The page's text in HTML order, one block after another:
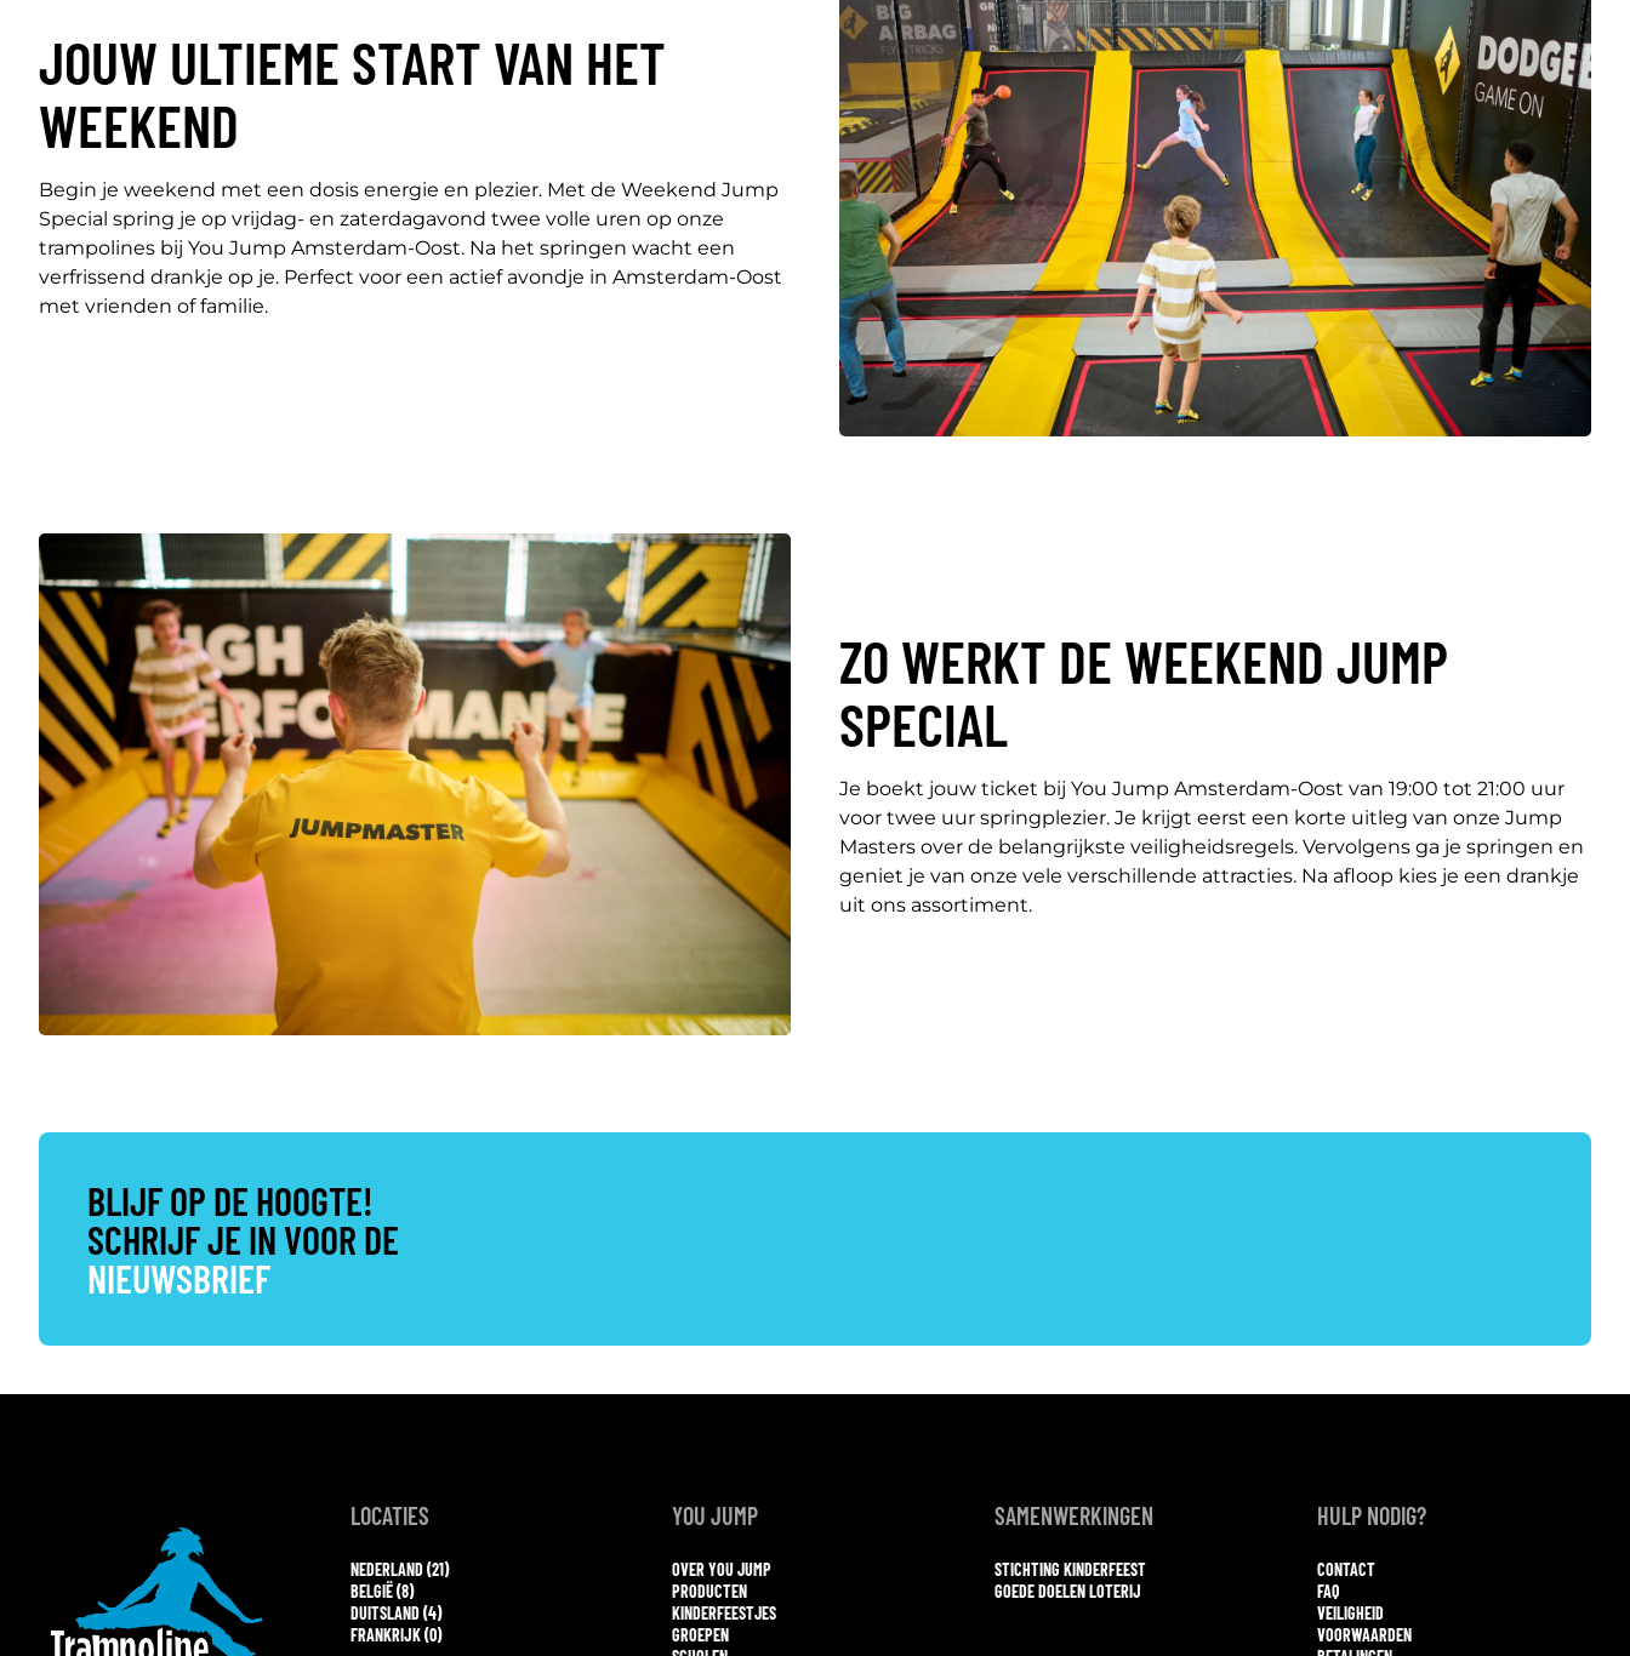
JOUW ULTIEME START VAN HET
WEEKEND
Begin je weekend met een dosis energie en plezier. Met de Weekend Jump
Special spring je op vrijdag- en zaterdagavond twee volle uren op onze
trampolines bij You Jump Amsterdam-Oost. Na het springen wacht een
verfrissend drankje op je. Perfect voor een actief avondje in Amsterdam-Oost
met vrienden of familie.
ZO WERKT DE WEEKEND JUMP
SPECIAL
Je boekt jouw ticket bij You Jump Amsterdam-Oost van 19:00 tot 21:00 uur
voor twee uur springplezier. Je krijgt eerst een korte uitleg van onze Jump
Masters over de belangrijkste veiligheidsregels. Vervolgens ga je springen en
geniet je van onze vele verschillende attracties. Na afloop kies je een drankje
uit ons assortiment.
BLIJF OP DE HOOGTE!
SCHRIJF JE IN VOOR DE
NIEUWSBRIEF
LOCATIES
NEDERLAND (21)
BELGIË (8)
DUITSLAND (4)
FRANKRIJK (0)
YOU JUMP
OVER YOU JUMP
PRODUCTEN
KINDERFEESTJES
GROEPEN
SAMENWERKINGEN
STICHTING KINDERFEEST
GOEDE DOELEN LOTERIJ
HULP NODIG?
CONTACT
FAQ
VEILIGHEID
VOORWAARDEN